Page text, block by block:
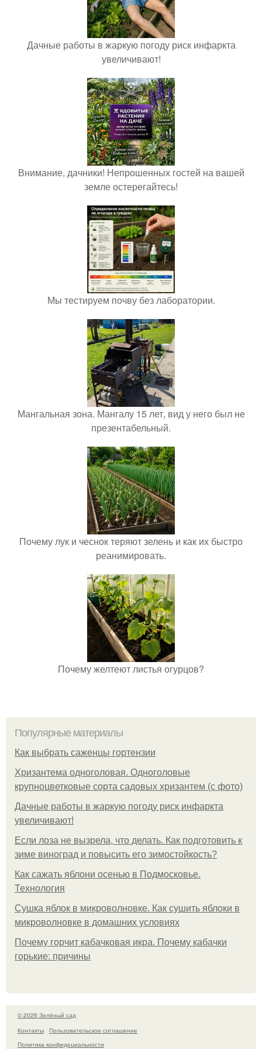
Дачные работы в жаркую погоду риск инфаркта
увеличивают!
Внимание, дачники! Непрошенных гостей на вашей
земле остерегайтесь!
Мы тестируем почву без лаборатории.
Мангальная зона. Мангалу 15 лет, вид у него был не
презентабельный.
Почему лук и чеснок теряют зелень и как их быстро
реанимировать.
Почему желтеют листья огурцов?
Популярные материалы
Как выбрать саженцы гортензии
Хризантема одноголовая. Одноголовые
крупноцветковые сорта садовых хризантем (с фото)
Дачные работы в жаркую погоду риск инфаркта
увеличивают!
Если лоза не вызрела, что делать. Как подготовить к
зиме виноград и повысить его зимостойкость?
Как сажать яблони осенью в Подмосковье.
Технология
Сушка яблок в микроволновке. Как сушить яблоки в
микроволновке в домашних условиях
Почему горчит кабачковая икра. Почему кабачки
горькие: причины
© 2026 Зелёный сад
Контакты
Пользовательское соглашение
Политика конфидециальности